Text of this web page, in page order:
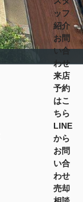
ッフ
紹介
お問
い合
わせ
来店
予約
はこ
ちら
LINE
から
お問
い合
わせ
売却